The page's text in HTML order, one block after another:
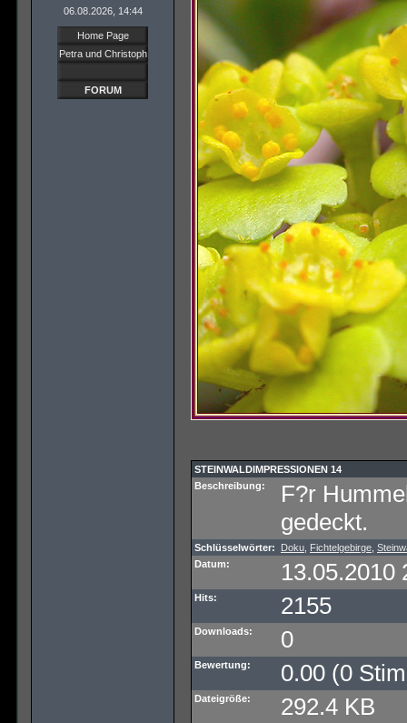
06.08.2026, 14:44
Home Page
Petra und Christoph
FORUM
STEINWALDIMPRESSIONEN 14
Beschreibung:
F?r
gedeckt.
Schlüsselwörter: Doku Fichtelgebirge
Datum:
13.05.2010
Hits: 2155
Downloads: 0
Bewertung: 0.00 (0
Dateigröße: 292.4 KB